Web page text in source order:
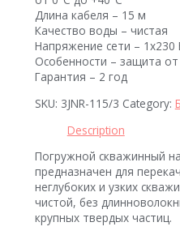
Длина кабеля – 15 м
Качество воды – чистая
Напряжение сети – 1х230
Особенности – защита от
Гарантия – 2 год
SKU: 3JNR-115/3 Category:
Description
Погружной скважинный
предназначен для
неглубоких и узких
чистой, без
крупных твердых частиц.